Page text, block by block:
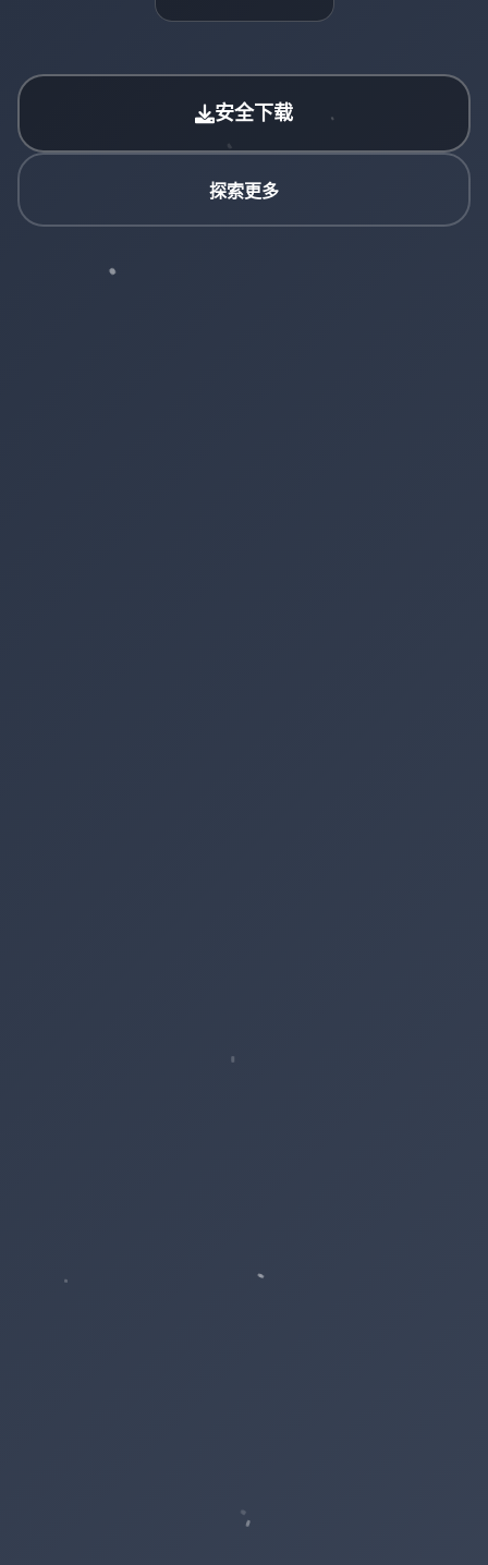
安全下载
探索更多